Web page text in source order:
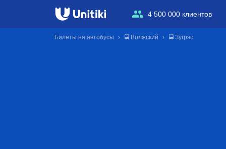
4 500 000 клиентов
Билеты на автобусы 🚍 Волжский 🚍 Зугрэс